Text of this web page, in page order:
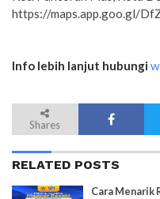
https://maps.app.goo.gl/
Info lebih lanjut hubungi
Shares
RELATED POSTS
Cara Menarik